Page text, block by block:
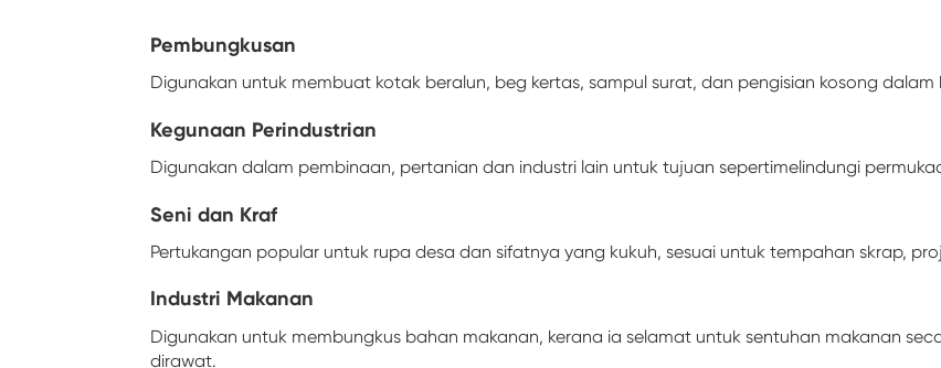
Pembungkusan
Digunakan untuk membuat kotak beralun, beg kertas, sampul surat, dan pengisian kosong
Kegunaan Perindustrian
Digunakan dalam pembinaan, pertanian dan industri lain untuk tujuan sepertimelindungi
Seni dan Kraf
Pertukangan popular untuk rupa desa dan sifatnya yang kukuh, sesuai untuk tempahan skrap,
Industri Makanan
Digunakan untuk membungkus bahan makanan, kerana ia selamat untuk sentuhan makanan
dirawat.